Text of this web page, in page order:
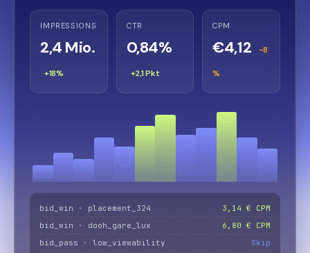
IMPRESSIONS
2,4 Mio.
+18%
CTR
0,84%
+2,1 Pkt
CPM
€4,12 −8
%
bid_win · placement_324
3,14 € CPM
bid_win · dooh_gare_lux
6,80 € CPM
bid_pass · low_viewability
Skip